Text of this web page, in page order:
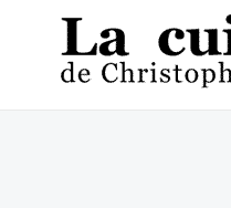
content
for: